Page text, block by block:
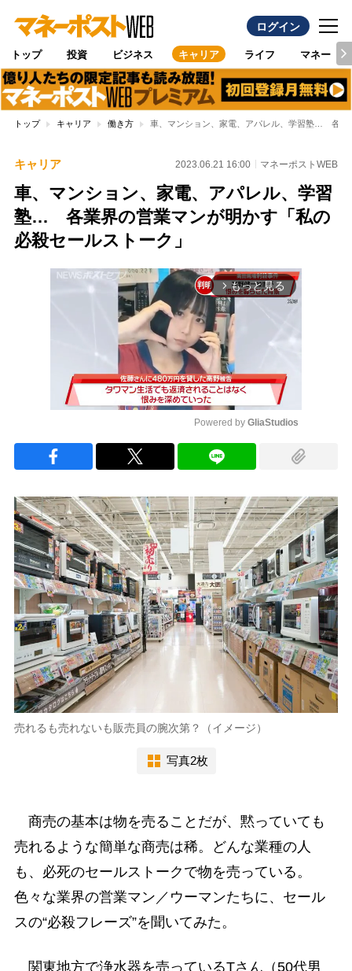
ログイン
トップ 投資 ビジネス キャリア ライフ マネー
トップ キャリア 働き方 車、マンション、家電、アパレル、学習塾… 各業
キャリア 2023.06.21 16:00 マネーポストWEB
車、マンション、家電、アパレル、学習
塾… 各業界の営業マンが明かす「私の
必殺セールストーク」
arrow_forward_ios もっと見る
Powered by GliaStudios
売れるも売れないも販売員の腕次第？（イメージ）
写真2枚
商売の基本は物を売ることだが、黙っていても
売れるような簡単な商売は稀。どんな業種の人
も、必死のセールストークで物を売っている。
色々な業界の営業マン／ウーマンたちに、セール
スの“必殺フレーズ”を聞いてみた。
関東地方で浄水器を売っているTさん（50代男